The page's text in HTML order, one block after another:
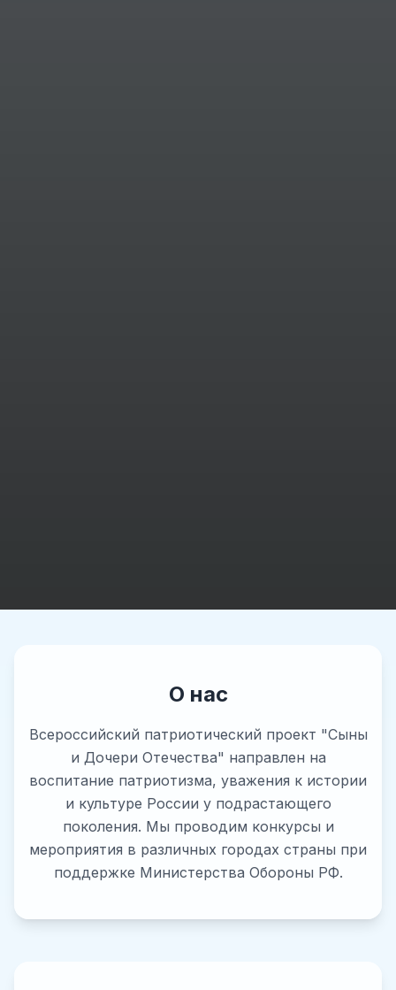
О нас
Всероссийский патриотический проект "Сыны
и Дочери Отечества" направлен на
воспитание патриотизма, уважения к истории
и культуре России у подрастающего
поколения. Мы проводим конкурсы и
мероприятия в различных городах страны при
поддержке Министерства Обороны РФ.